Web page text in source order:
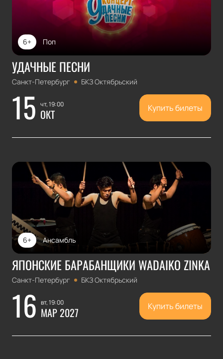
Поп
6+
УДАЧНЫЕ ПЕСНИ
Санкт-Петербург БКЗ Октябрьский
15 чт, 19:00
ОКТ Купить билеты
Ансамбль
6+
ЯПОНСКИЕ БАРАБАНЩИКИ WADAIKO ZINKA
Санкт-Петербург БКЗ Октябрьский
16 вт, 19:00
МАР 2027 Купить билеты